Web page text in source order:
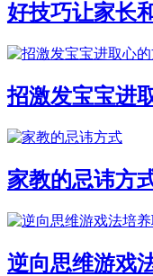
好技巧让家长
招激发宝宝进
家教的忌讳方
逆向思维游戏